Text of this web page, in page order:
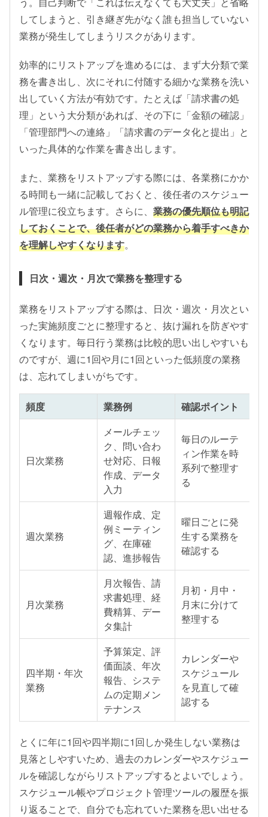
してしまうと、引き継ぎ先がなく誰も担当していない
業務が発生してしまうリスクがあります。
効率的にリストアップを進めるには、まず大分類で業
務を書き出し、次にそれに付随する細かな業務を洗い
出していく方法が有効です。たとえば「請求書の処
理」という大分類があれば、その下に「金額の確認」
「管理部門への連絡」「請求書のデータ化と提出」と
いった具体的な作業を書き出します。
また、業務をリストアップする際には、各業務にかか
る時間も一緒に記載しておくと、後任者のスケジュー
ル管理に役立ちます。さらに、 業務の優先順位も明記
しておくことで、後任者がどの業務から着手すべきか
を理解しやすくなります。
日次・週次・月次で業務を整理する
業務をリストアップする際は、日次・週次・月次とい
った実施頻度ごとに整理すると、抜け漏れを防ぎやす
くなります。毎日行う業務は比較的思い出しやすいも
のですが、週に1回や月に1回といった低頻度の業務
は、忘れてしまいがちです。
頻度 業務例 確認ポイント
日次業務
メールチェッ
ク、問い合わ
せ対応、日報
作成、データ
入力
毎日のルーテ
ィン作業を時
系列で整理す
る
週次業務
週報作成、定
例ミーティン
グ、在庫確
認、進捗報告
曜日ごとに発
生する業務を
確認する
月次業務
月次報告、請
求書処理、経
費精算、デー
タ集計
月初・月中・
月末に分けて
整理する
四半期・年次
業務
予算策定、評
価面談、年次
報告、システ
ムの定期メン
テナンス
カレンダーや
スケジュール
を見直して確
認する
とくに年に1回や四半期に1回しか発生しない業務は
見落としやすいため、過去のカレンダーやスケジュー
ルを確認しながらリストアップするとよいでしょう。
スケジュール帳やプロジェクト管理ツールの履歴を振
り返ることで、自分でも忘れていた業務を思い出せる